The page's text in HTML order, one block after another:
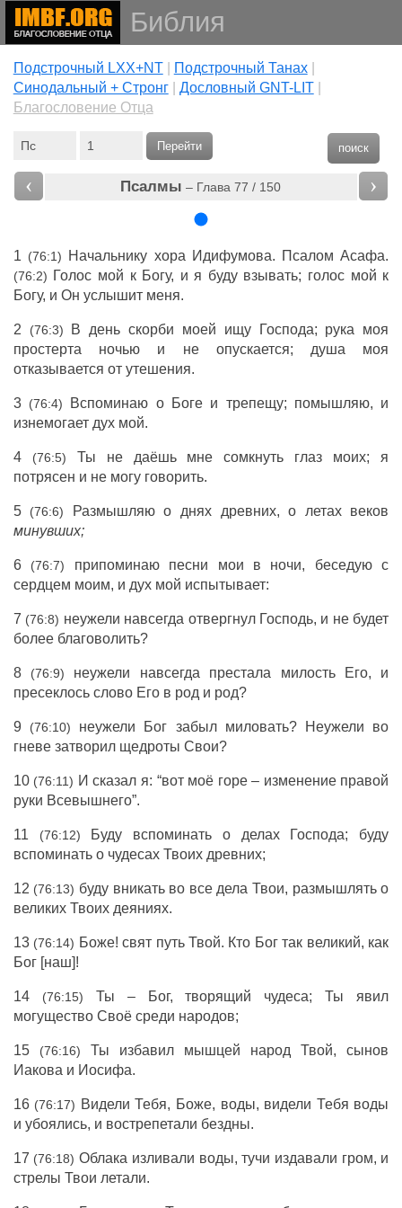
Библия
Подстрочный LXX+NT| Подстрочный Танах|
Cинодальный + Стронг| Дословный GNT-LIT|
Благословение Отца
поиск
Перейти
‹ Псалмы – Глава 77 / 150 ›
1 (76:1) Начальнику хора Идифумова. Псалом Асафа.
(76:2) Голос мой к Богу, и я буду взывать; голос мой к
Богу, и Он услышит меня.
2 (76:3) В день скорби моей ищу Господа; рука моя
простерта ночью и не опускается; душа моя
отказывается от утешения.
3 (76:4) Вспоминаю о Боге и трепещу; помышляю, и
изнемогает дух мой.
4 (76:5) Ты не даёшь мне сомкнуть глаз моих; я
потрясен и не могу говорить.
5 (76:6)
Размышляю о днях древних, о летах веков
минувших;
6 (76:7)
припоминаю песни мои в ночи, беседую с
сердцем моим, и дух мой испытывает:
7 (76:8) неужели навсегда отвергнул Господь, и не будет
более благоволить?
8 (76:9) неужели навсегда престала милость Его, и
пресеклось слово Его в род и род?
9 (76:10) неужели Бог забыл миловать? Неужели во
гневе затворил щедроты Свои?
10 (76:11) И сказал я: “вот моё горе – изменение правой
руки Всевышнего”.
11 (76:12) Буду вспоминать о делах Господа; буду
вспоминать о чудесах Твоих древних;
12 (76:13) буду вникать во все дела Твои, размышлять о
великих Твоих деяниях.
13 (76:14) Боже! свят путь Твой. Кто Бог так великий, как
Бог [наш]!
14 (76:15) Ты – Бог, творящий чудеса; Ты явил
могущество Своё среди народов;
15 (76:16) Ты избавил мышцей народ Твой, сынов
Иакова и Иосифа.
16 (76:17) Видели Тебя, Боже, воды, видели Тебя воды
и убоялись, и вострепетали бездны.
17 (76:18) Облака изливали воды, тучи издавали гром, и
стрелы Твои летали.